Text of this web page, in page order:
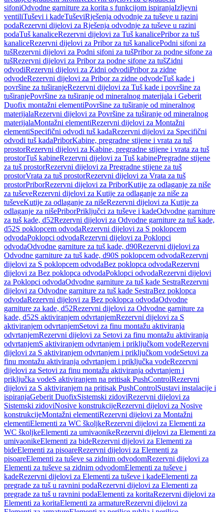
sifoniOdvodne garniture za korita s funkcijom ispiranjaIzljevni
ventiliTuševi i kadeTuševiRješenja odvodnje za tuševe u razini
podaRezervni dijelovi za Rješenja odvodnje za tuševe u razini
podaTuš kanaliceRezervni dijelovi za Tuš kanalicePribor za tuš
kanaliceRezervni dijelovi za Pribor za tuš kanalicePodni sifoni za
tušRezervni dijelovi za Podni sifoni za tušPribor za podne sifone za
tušRezervni dijelovi za Pribor za podne sifone za tušZidni
odvodiRezervni dijelovi za Zidni odvodiPribor za zidne
odvodeRezervni dijelovi za Pribor za zidne odvodeTuš kade i
površine za tuširanjeRezervni dijelovi za Tuš kade i površine za
tuširanjePovršine za tuširanje od mineralnog materijala i Geberit
Duofix montažni elementiPovršine za tuširanje od mineralnog
materijalaRezervni dijelovi za Površine za tuširanje od mineralnog
materijalaMontažni elementiRezervni dijelovi za Montažni
elementiSpecifični odvodi tuš kadaRezervni dijelovi za Specifični
odvodi tuš kadaPriborKabine, pregradne stijene i vrata za tuš
prostorRezervni dijelovi za Kabine, pregradne stijene i vrata za tuš
prostorTuš kabineRezervni dijelovi za Tuš kabinePregradne stijene
za tuš prostorRezervni dijelovi za Pregradne stijene za tuš
prostorVrata za tuš prostorRezervni dijelovi za Vrata za tuš
prostorPriborRezervni dijelovi za PriborKutije za odlaganje za niše
za tuševeRezervni dijelovi za Kutije za odlaganje za niše za
tuševeKutije za odlaganje za nišeRezervni dijelovi za Kutije za
odlaganje za nišePriborPriključci za tuševe i kadeOdvodne garniture
za tuš kade, d52Rezervni dijelovi za Odvodne garniture za tuš kade,
d52S poklopcem odvodaRezervni dijelovi za S poklopcem
odvodaPoklopci odvodaRezervni dijelovi za Poklopci
odvodaOdvodne garniture za tuš kade, d90Rezervni dijelovi za
Odvodne garniture za tuš kade, d90S poklopcem odvodaRezervni
dijelovi za S poklopcem odvodaBez poklopca odvodaRezervni
dijelovi za Bez poklopca odvodaPoklopci odvodaRezervni dijelovi
za Poklopci odvodaOdvodne garniture za tuš kade SestraRezervni
dijelovi za Odvodne garniture za tuš kade SestraBez poklopca
odvodaRezervni dijelovi za Bez poklopca odvodaOdvodne
garniture za kade, d52Rezervni dijelovi za Odvodne garniture za
kade, d52S aktiviranjem odvrtanjemRezervni dijelovi za S
aktiviranjem odvrtanjemSetovi za finu montažu aktiviranja
odvrtanjemRezervni dijelovi za Setovi za finu montažu aktiviranja
odvrtanjemS aktiviranjem odvrtanjem i priključkom vodeRezervni
dijelovi za S aktiviranjem odvrtanjem i priključkom vodeSetovi za
finu montažu aktiviranja odvrtanjem i priključka vodeRezervni
dijelovi za Setovi za finu montažu aktiviranja odvrtanjem i
priključka vodeS aktiviranjem na pritisak PushControlRezervni
dijelovi za S aktiviranjem na pritisak PushControlSustavi instalacije i
ispiranjaGeberit DuofixSistemski zidoviRezervni dijelovi za
Sistemski zidoviNosive konstrukcijeRezervni dijelovi za Nosive
konstrukcijeMontažni elementiRezervni dijelovi za Montažni
elementiElementi za WC školjkeRezervni dijelovi za Elementi za
WC školjkeElementi za umivaonikeRezervni dijelovi za Elementi za
umivaonikeElementi za bideRezervni dijelovi za Elementi za
bideElementi za pisoareRezervni dijelovi za Elementi za
pisoareElementi za tuševe sa zidnim odvodomRezervni dijelovi za
Elementi za tuševe sa zidnim odvodomElementi za tuševe i
kadeRezervni dijelovi za Elementi za tuševe i kadeElementi za
pregrade za tuš u ravnini podaRezervni dijelovi za Elementi za
pregrade za tuš u ravnini podaElementi za koritaRezervni dijelovi za
Elementi za koritaElementi za armatureRezervni dijelovi za